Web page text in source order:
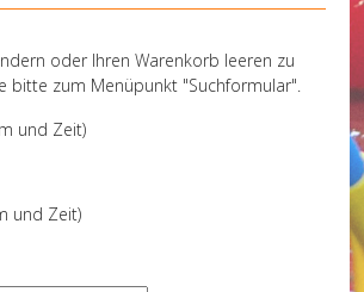
oder Ihren Warenkorb leeren zu
bitte zum Menüpunkt "Suchformular".
und Zeit)
und Zeit)